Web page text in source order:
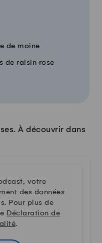
de moine
de raisin rose
À découvrir dans
votre
des données
Pour plus de
Déclaration de
.